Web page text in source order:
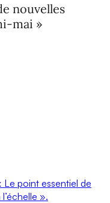
nouvelles
mai »
Le point essentiel de
».